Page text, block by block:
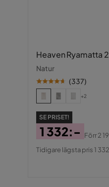
Heaven Ryamatta
Natur
(337)
+2
SE PRISET!
Pris
1 332:-
Original
Förr2
Tidigare lägsta pris 1